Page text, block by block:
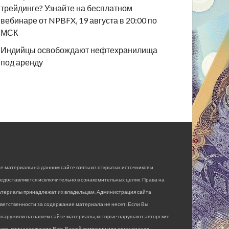
трейдинге? Узнайте на бесплатном
вебинаре от NPBFX, 19 августа в 20:00 по
МСК
Индийцы освобождают нефтехранилища
под аренду
материалы на данном сайте взяты из открытых источников и
исключительно в ознакомительных целях. Права на
принадлежат их владельцам. Администрация сайта
за содержание материала не несет. Если Вы
на нашем сайте материалы, которые нарушают авторские